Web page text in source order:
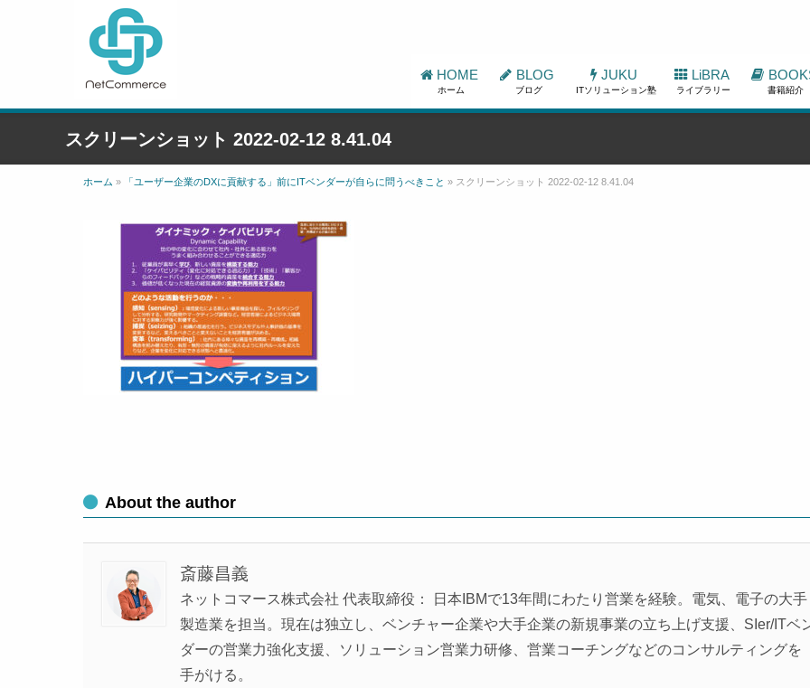
HOME
ホーム
BLOG
ブログ
JUKU
ITソリューション塾
LiBRA
ライブラリー 書籍紹介
スクリーンショット 2022-02-12 8.41.04
ホーム » 「ユーザー企業のDXに貢献する」前にITベンダーが自らに問うべきこと » スクリーンショット 2022-02-12 8.41.04
About the author
斎藤昌義
ネットコマース株式会社 代表取締役： 日本IBMで13年間にわたり営業を経験。電気、電子の大手
製造業を担当。現在は独立し、ベンチャー企業や大手企業の新規事業の立ち上げ支援、SIer/ITベ
ダーの営業力強化支援、ソリューション営業力研修、営業コーチングなどのコンサルティングを
手がける。